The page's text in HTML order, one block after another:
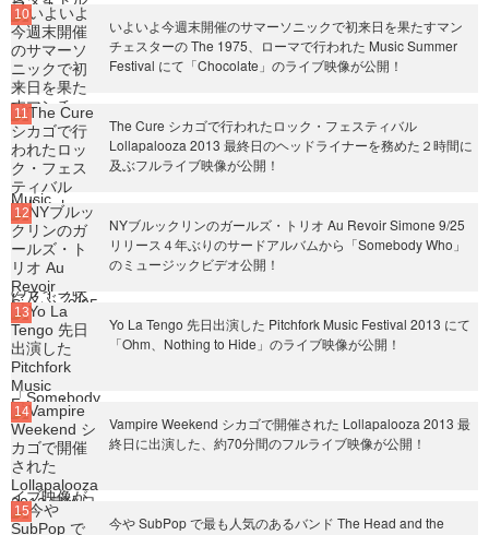
いよいよ今週末開催のサマーソニックで初来日を果たすマン
チェスターの The 1975、ローマで行われた Music Summer
Festival にて「Chocolate」のライブ映像が公開！
The Cure シカゴで行われたロック・フェスティバル
Lollapalooza 2013 最終日のヘッドライナーを務めた２時間に
及ぶフルライブ映像が公開！
NYブルックリンのガールズ・トリオ Au Revoir Simone 9/25
リリース４年ぶりのサードアルバムから「Somebody Who」
のミュージックビデオ公開！
Yo La Tengo 先日出演した Pitchfork Music Festival 2013 にて
「Ohm、Nothing to Hide」のライブ映像が公開！
Vampire Weekend シカゴで開催された Lollapalooza 2013 最
終日に出演した、約70分間のフルライブ映像が公開！
今や SubPop で最も人気のあるバンド The Head and the